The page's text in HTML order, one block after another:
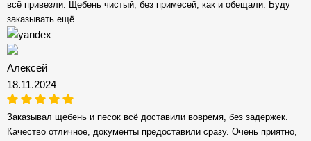
всё привезли. Щебень чистый, без примесей, как и обещали. Буду
заказывать ещё
Алексей
18.11.2024
Заказывал щебень и песок всё доставили вовремя, без задержек.
Качество отличное, документы предоставили сразу. Очень приятно,